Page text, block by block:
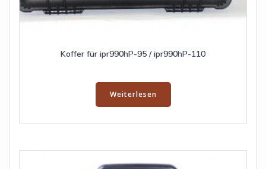
Koffer für ipr990hP-95 / ipr990hP-110
Weiterlesen